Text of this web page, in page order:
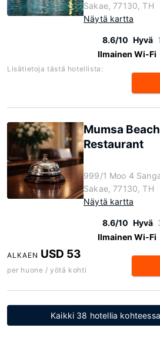
Sakae, 77130, TH
Näytä kartta
8.6/10 Hyvä
Ilmainen Wi-Fi
Lisätietoja tästä hotellista:
Mumsa
Restaurant
999/1 Moo 4
Sakae, 77130, TH
Näytä kartta
8.6/10 Hyvä
Ilmainen Wi-Fi
ALKAEN USD 53
per huone / yötä kohti
Kaikki 38 hotellia